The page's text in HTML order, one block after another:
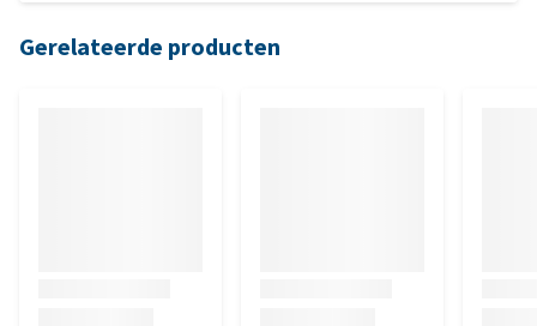
Gerelateerde producten